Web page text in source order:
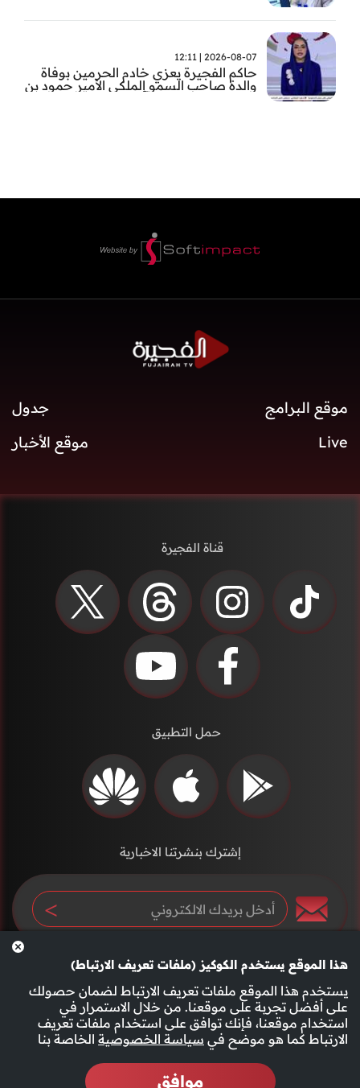
2026-08-07 | 12:11
حاكم الفجيرة يعزي خادم الحرمين بوفاة
والدة صاحب السمو الملكي الأمير حمود بن
هذا الموقع يستخدم الكوكيز (ملفات تعريف الارتباط)
يستخدم هذا الموقع ملفات تعريف الارتباط لضمان حصولك
على أفضل تجربة على موقعنا. من خلال الاستمرار في
استخدام موقعنا، فإنك توافق على استخدام ملفات تعريف
الارتباط كما هو موضح في سياسة الخصوصية الخاصة بنا
موافق
موقع البرامج
جدول
Live
موقع الأخبار
قناة الفجيرة
حمل التطبيق
إشترك بنشرتنا الاخبارية
سياسة الخصوصية الأحكام والشروط